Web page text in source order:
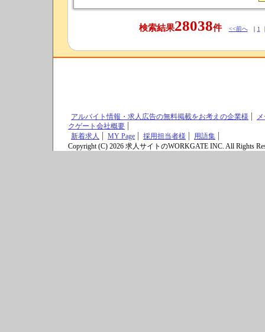
検索結果28038件 <<前へ｜ 1
アルバイト情報・求人広告の無料掲載をお考えの企業様
クゲート会社概要
新着求人
MY Page 採用担当者様
用語集
Copyright (C) 2026 求人サイトのWORKGATE INC. All Rights